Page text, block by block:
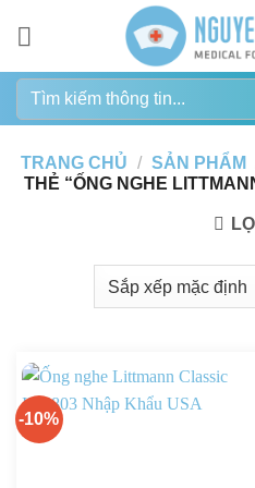
dung
Tìm
kiếm:
TRANG CHỦ / SẢN PHẨM
THẺ “ỐNG NGHE
-10%